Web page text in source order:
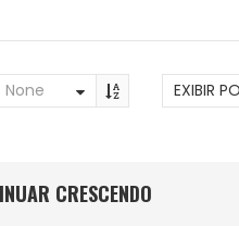
None EXIBIR
CRESCENDO